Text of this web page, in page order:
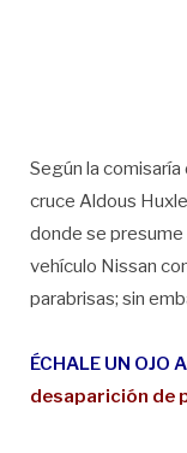
Según la
cruce Aldous
donde se presume
vehículo Nissan
parabrisas; sin
ÉCHALE UN OJO
desaparición de